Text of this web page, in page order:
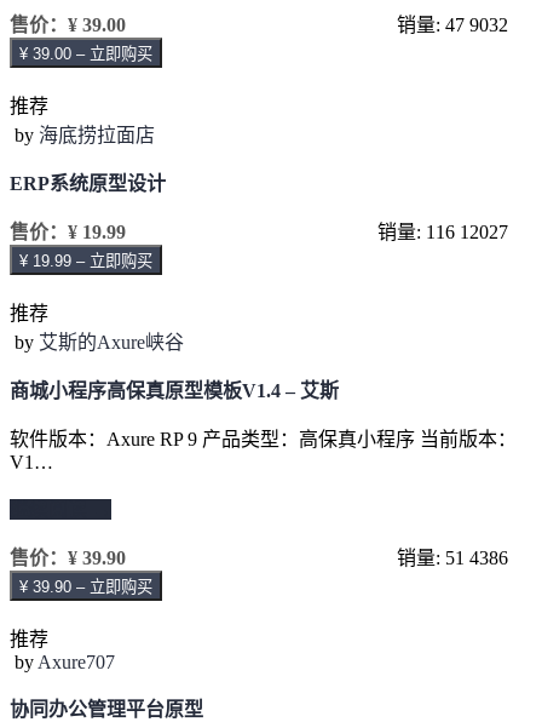
售价： ¥ 39.00 销量: 47 9032
¥ 39.00 – 立即购买
推荐
by 海底捞拉面店
ERP系统原型设计
售价： ¥ 19.99 销量: 116 12027
¥ 19.99 – 立即购买
推荐
by 艾斯的Axure峡谷
商城小程序高保真原型模板V1.4 – 艾斯
软件版本：Axure RP 9 产品类型：高保真小程序 当前版本：
V1…
售价： ¥ 39.90 销量: 51 4386
¥ 39.90 – 立即购买
推荐
by Axure707
协同办公管理平台原型